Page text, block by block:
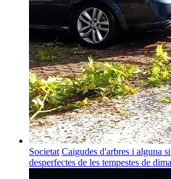
Societat Caigudes d'arbres i alguna
desperfectes de les tempestes de